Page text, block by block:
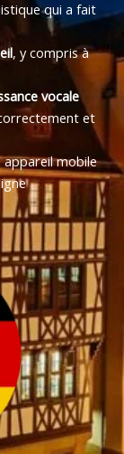
qui a fait
, y compris à
vocale
et
mobile